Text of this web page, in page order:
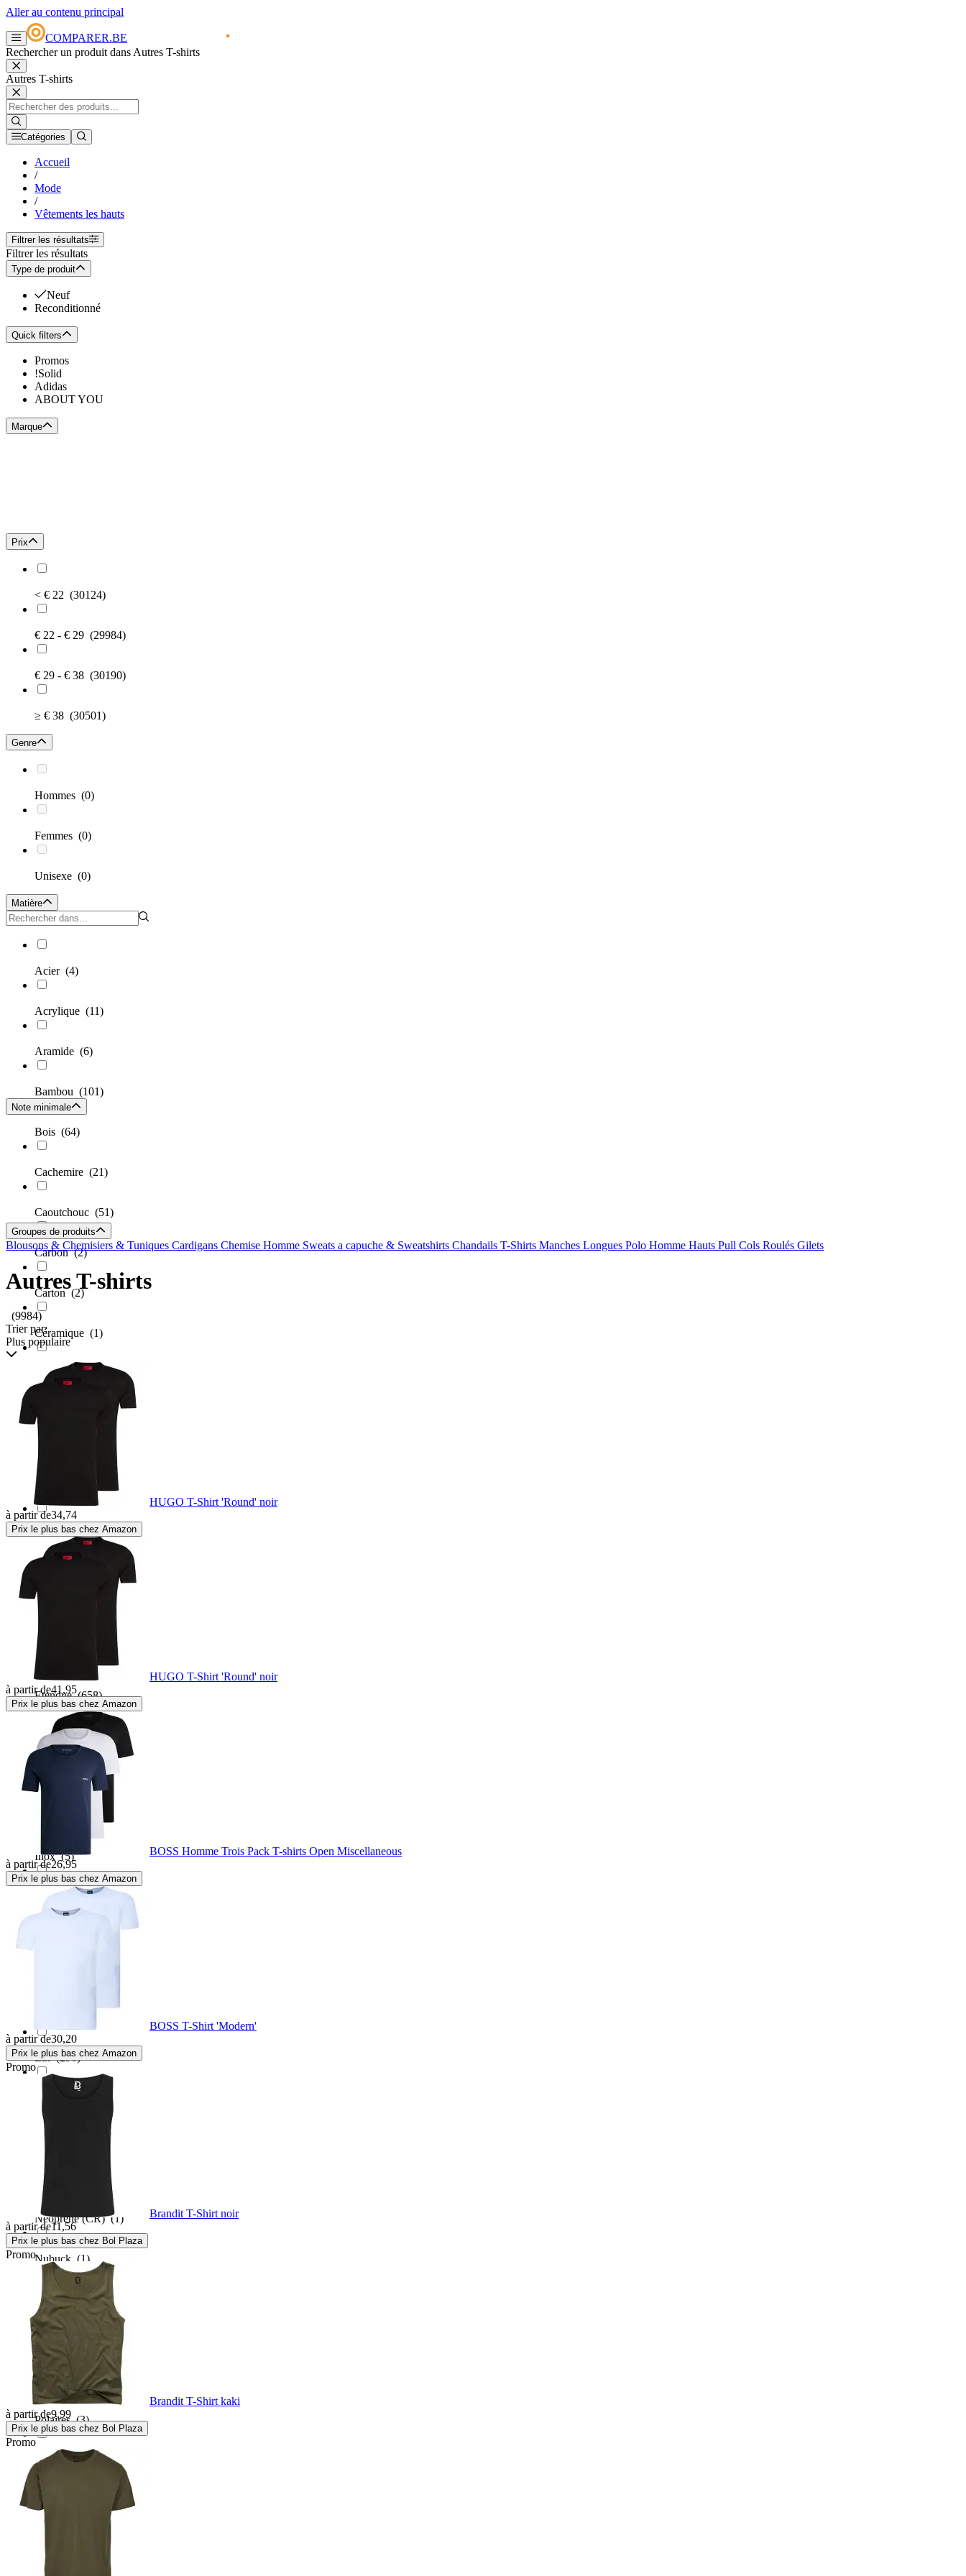
Aller au contenu principal
COMPARER.BE
Rechercher un produit dans Autres T-shirts
Autres T-shirts
Catégories
Accueil
/
Mode
/
Vêtements les hauts
Filtrer les résultats
Filtrer les résultats
Type de produit
Neuf
Reconditionné
Quick filters
Promos
!Solid
Adidas
ABOUT YOU
Marque
Prix
< € 22 (30124)
€ 22 - € 29 (29984)
€ 29 - € 38 (30190)
≥ € 38 (30501)
Genre
Hommes (0)
Femmes (0)
Unisexe (0)
Matière
Acier (4)
Acrylique (11)
Aramide (6)
Bambou (101)
Bois (64)
Cachemire (21)
Caoutchouc (51)
Carbon(2)
Carton(2)
Céramique (1)
Chanvre (13)
Coton (75484)
Cuir(130)
Engrener
Etendue(658)
Faux cuir(17)
Fibre de verre (1)
Inox(5)
Kevlar (17)
Lin(290)
Matériau composite
Matériau recyclé
Métal
Neoprene (CR)(1)
Nubuck (1)
Nylon(237)
Or
Plastique (7376)
Polaires(3)
Polyamide(1284)
Polyester
Polyethylene
Note minimale
Groupes de produits
Blousons & Chemisiers & Tuniques Cardigans Chemise Homme Sweats a capuche & Sweatshirts Chandails T-Shirts Manches Longues Polo Homme Hauts Pull Cols Roulés Gilets
Autres T-shirts
(9984)
Trier par:
Plus populaire
HUGO T-Shirt 'Round' noir
à partir de34,74
Prix le plus bas chez Amazon
HUGO T-Shirt 'Round' noir
à partir de41,95
Prix le plus bas chez Amazon
BOSS Homme Trois Pack T-shirts Open Miscellaneous
à partir de26,95
Prix le plus bas chez Amazon
BOSS T-Shirt 'Modern'
à partir de30,20
Prix le plus bas chez Amazon
Promo
Brandit T-Shirt noir
à partir de11,56
Prix le plus bas chez Bol Plaza
Promo
Brandit T-Shirt kaki
à partir de9,99
Prix le plus bas chez Bol Plaza
Promo